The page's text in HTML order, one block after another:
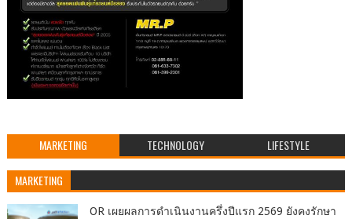
MARKETING TECHNOLOGY LIFESTYLE
MARKETING
OR เผยผลการดำเนินงานครึ่งปีแรก 2569 ยังคงรักษา